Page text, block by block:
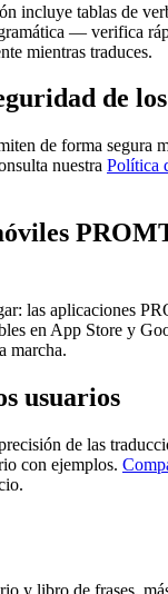
incluye tablas de
— verifica
mientras traduces.
de
de forma segura
nuestra Política
las aplicaciones
en App Store y
marcha.
usuarios
de las
con ejemplos.
y libro de frases,